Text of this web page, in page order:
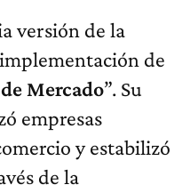
versión de la
de
Mercado”. Su
empresas
y estabilizó
de la